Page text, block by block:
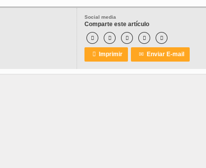
Social media
Comparte este artículo
    
 Imprimir ✉ Enviar E-mail